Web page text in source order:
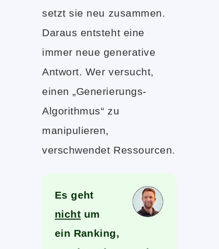
setzt sie neu zusammen.
Daraus entsteht eine
immer neue generative
Antwort. Wer versucht,
einen „Generierungs-
Algorithmus“ zu
manipulieren,
verschwendet Ressourcen.
Es geht
nicht um
ein Ranking,